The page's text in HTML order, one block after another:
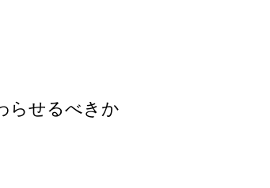
らせるべきか